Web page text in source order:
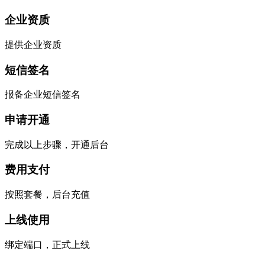
企业资质
提供企业资质
短信签名
报备企业短信签名
申请开通
完成以上步骤，开通后台
费用支付
按照套餐，后台充值
上线使用
绑定端口，正式上线